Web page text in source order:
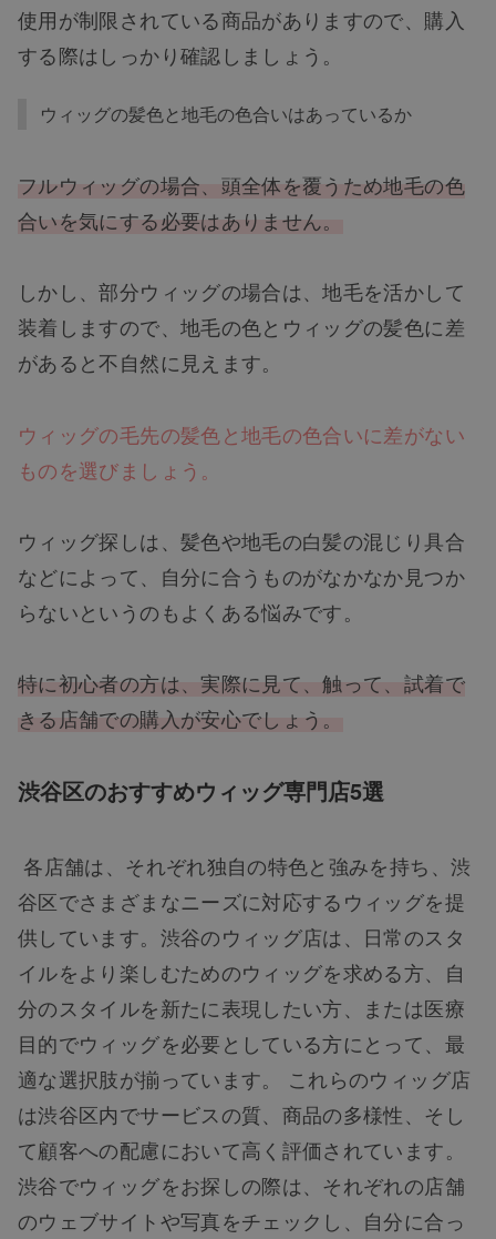
使用が制限されている商品がありますので、購入
する際はしっかり確認しましょう。
ウィッグの髪色と地毛の色合いはあっているか
フルウィッグの場合、頭全体を覆うため地毛の色
合いを気にする必要はありません。
しかし、部分ウィッグの場合は、地毛を活かして
装着しますので、地毛の色とウィッグの髪色に差
があると不自然に見えます。
ウィッグの毛先の髪色と地毛の色合いに差がない
ものを選びましょう。
ウィッグ探しは、髪色や地毛の白髪の混じり具合
などによって、自分に合うものがなかなか見つか
らないというのもよくある悩みです。
特に初心者の方は、実際に見て、触って、試着で
きる店舗での購入が安心でしょう。
渋谷区のおすすめウィッグ専門店5選
各店舗は、それぞれ独自の特色と強みを持ち、渋
谷区でさまざまなニーズに対応するウィッグを提
供しています。渋谷のウィッグ店は、日常のスタ
イルをより楽しむためのウィッグを求める方、自
分のスタイルを新たに表現したい方、または医療
目的でウィッグを必要としている方にとって、最
適な選択肢が揃っています。 これらのウィッグ店
は渋谷区内でサービスの質、商品の多様性、そし
て顧客への配慮において高く評価されています。
渋谷でウィッグをお探しの際は、それぞれの店舗
のウェブサイトや写真をチェックし、自分に合っ